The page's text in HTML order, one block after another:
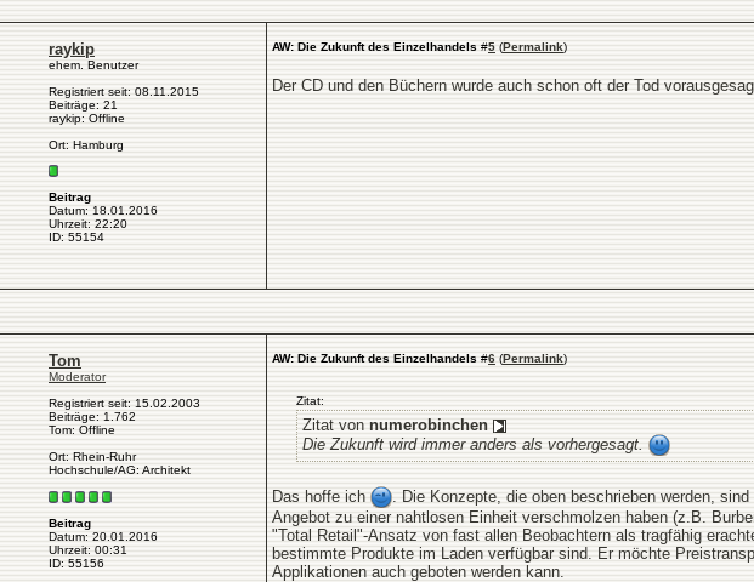
raykip
ehem. Benutzer
Registriert seit: 08.11.2015
Beiträge: 21
raykip: Offline
Ort: Hamburg
Beitrag
Datum: 18.01.2016
Uhrzeit: 22:20
ID: 55154
AW: Die Zukunft des Einzelhandels #5 (Permalink)
Der CD und den Büchern wurde auch schon oft der Tod
Tom
Moderator
Registriert seit: 15.02.2003
Beiträge: 1.762
Tom: Offline
Ort: Rhein-Ruhr
Hochschule/AG: Architekt
Beitrag
Datum: 20.01.2016
Uhrzeit: 00:31
ID: 55156
AW: Die Zukunft des Einzelhandels #6 (Permalink)
Zitat:
Zitat von numerobinchen
Die Zukunft wird immer anders als vorhergesagt.
Das hoffe ich
. Die Konzepte, die oben beschrieben werden,
Angebot zu einer nahtlosen Einheit verschmolzen haben (z.B.
"Total Retail"-Ansatz von fast allen Beobachtern als tragfähig
bestimmte Produkte im Laden verfügbar sind. Er möchte
Applikationen auch geboten werden kann.